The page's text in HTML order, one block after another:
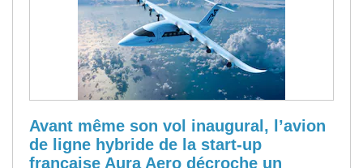
Avant même son vol inaugural, l’avion
de ligne hybride de la start-up
française Aura Aero décroche un